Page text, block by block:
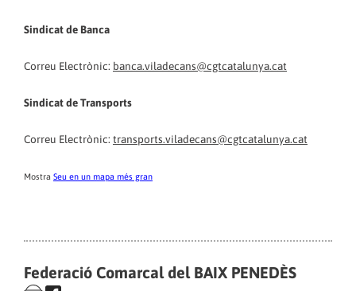
Sindicat de Banca
Correu Electrònic: banca.viladecans@cgtcatalunya.cat
Sindicat de Transports
Correu Electrònic: transports.viladecans@cgtcatalunya.cat
Mostra Seu en un mapa més gran
Federació Comarcal del BAIX PENEDÈS